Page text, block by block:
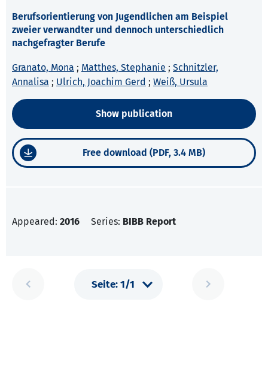
Berufsorientierung von Jugendlichen am Beispiel
zweier verwandter und dennoch unterschiedlich
nachgefragter Berufe
Granato, Mona ; Matthes, Stephanie ; Schnitzler,
Annalisa ; Ulrich, Joachim Gerd ; Weiß, Ursula
Show publication
Free download (PDF, 3.4 MB)
Appeared: 2016 Series: BIBB Report